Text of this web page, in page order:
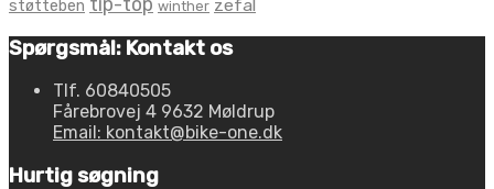
støtteben winther zefal
Spørgsmål: Kontakt os
Tlf. 60840505
Fårebrovej 4 9632 Møldrup
Email: kontakt@bike-one.dk
Hurtig søgning